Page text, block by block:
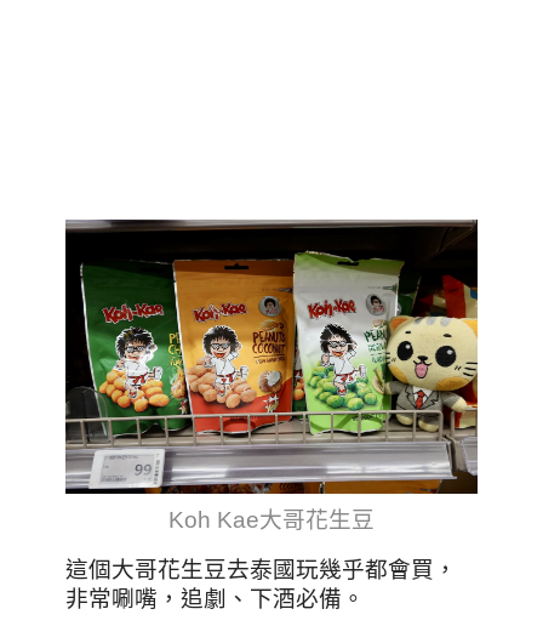
Koh Kae大哥花生豆
這個大哥花生豆去泰國玩幾乎都會買，
非常唰嘴，追劇、下酒必備。